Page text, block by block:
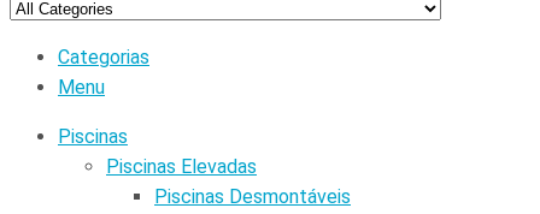
Categorias
Menu
Piscinas
Piscinas Elevadas
Piscinas Desmontáveis